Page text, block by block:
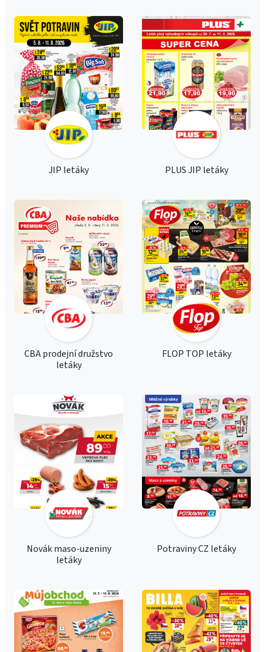
JIP letáky PLUS JIP letáky
CBA prodejní družstvo
letáky
FLOP TOP letáky
Novák maso-uzeniny
letáky
Potraviny CZ letáky